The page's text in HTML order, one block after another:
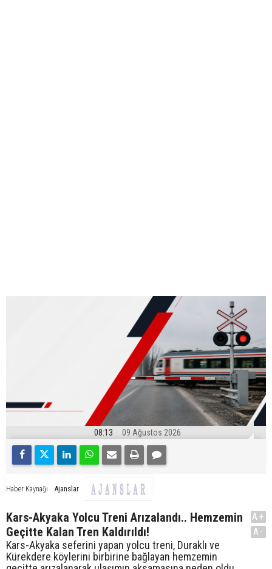
08:13 09 Ağustos 2026
Haber Kaynağı Ajanslar
Kars-Akyaka Yolcu Treni Arızalandı.. Hemzemin
Geçitte Kalan Tren Kaldırıldı!
Kars-Akyaka seferini yapan yolcu treni, Duraklı ve
Kürekdere köylerini birbirine bağlayan hemzemin
A+
A-